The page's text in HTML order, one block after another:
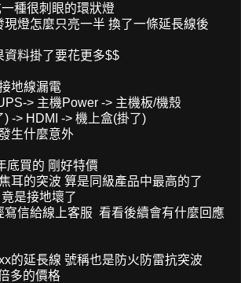
種很刺眼的環狀燈
燈怎麼只亮一半 換了一條延長線後
料掛了要花更多$$
地線漏電
> 主機Power -> 主機板/機殼
) -> HDMI -> 機上盒(掛了)
生什麼意外
底買的 剛好特價
耳的突波 算是同級產品中最高的了
是接地壞了
信給線上客服 看看後續會有什麼回應
的延長線 號稱也是防火防雷抗突波
多的價格